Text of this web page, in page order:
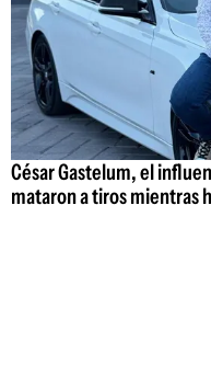
César Gastelum, el
mataron a tiros mientras